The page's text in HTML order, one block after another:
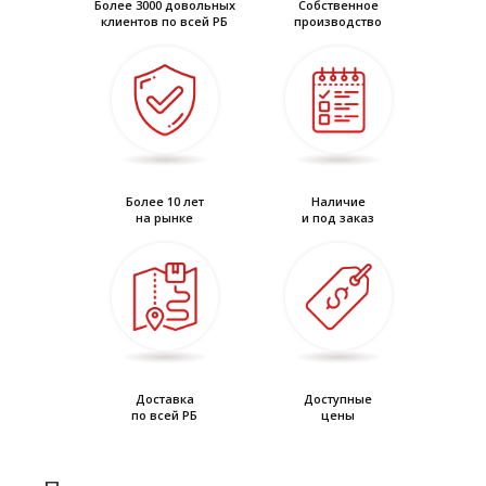
Более 3000 довольных
клиентов по всей РБ
Собственное
производство
Более 10 лет
на рынке
Наличие
и под заказ
Доставка
по всей РБ
Доступные
цены